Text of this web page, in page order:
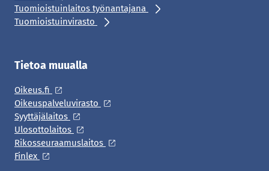
Tuomioistuinlaitos työnantajana
Tuomioistuinvirasto
Tietoa muualla
Oikeus.fi
Oikeuspalveluvirasto
Syyttäjälaitos
Ulosottolaitos
Rikosseuraamuslaitos
Finlex